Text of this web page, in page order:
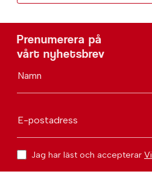
Prenumerera på
vårt nyhetsbrev
Namn
E-postadress
Jag har läst och accepterar